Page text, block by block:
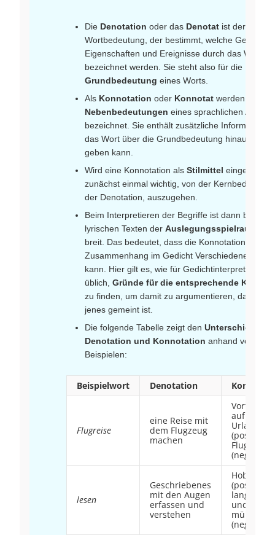
Die Denotation oder das Denotat ist der Teil
Wortbedeutung, der bestimmt, welche
Eigenschaften und Ereignisse durch das Wort
bezeichnet werden. Sie steht also für die
Grundbedeutung eines Worts.
Als Konnotation oder Konnotat werden
Nebenbedeutungen eines sprachlichen
bezeichnet. Sie enthält zusätzliche
das Wort über die Grundbedeutung hinaus noch
geben kann.
Wird eine Konnotation als Stilmittel eingesetzt,
zunächst einmal wichtig, von der
der Denotation, auszugehen.
Beim Interpretieren der Begriffe ist dann
lyrischen Texten der Auslegungsspielraum
breit. Das bedeutet, dass die Konnotation je
Zusammenhang im Gedicht Verschiedenes
kann. Hier gilt es, wie für Gedichtinterpretationen
üblich, Gründe für die entsprechende
zu finden, um damit zu argumentieren, dass
jenes gemeint ist.
Die folgende Tabelle zeigt den Unterschied von
Denotation und Konnotation anhand von
Beispielen:
Beispielwort Denotation
Flugreise
eine Reise mit
dem Flugzeug
machen
Vorfreude
auf den
Urlaub
(positiv),
Flugangst
(negativ)
lesen
Geschriebenes
mit den Augen
erfassen und
verstehen
Hobby
(positiv),
langweilig
und
mühsam
(negativ)